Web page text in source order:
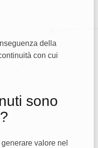
della
con cui
sono
valore nel